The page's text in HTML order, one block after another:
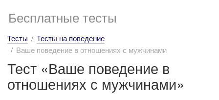
Бесплатные тесты
Тесты
Тесты на поведение
Ваше поведение в отношениях с мужчинами
Тест «Ваше поведение в
отношениях с мужчинами»